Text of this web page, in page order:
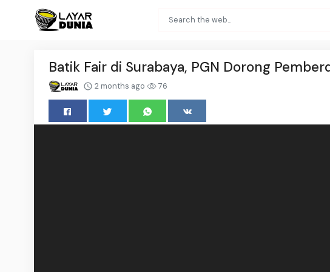
Batik Fair di Surabaya, PGN Dorong
2 months ago 76